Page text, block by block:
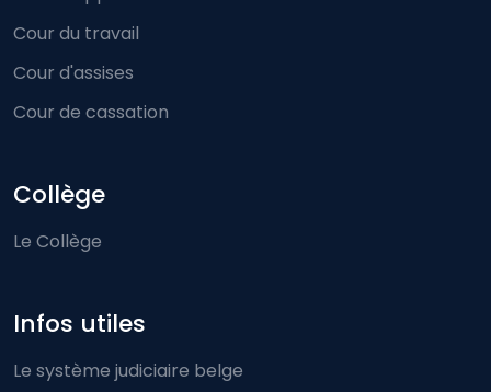
Cour du travail
Cour d'assises
Cour de cassation
Collège
Le Collège
Infos utiles
Le système judiciaire belge